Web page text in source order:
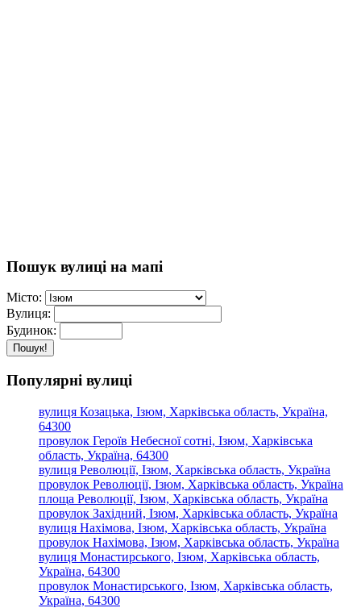
Пошук вулиці на мапі
Місто:
Вулиця:
Будинок:
Пошук!
Популярні вулиці
вулиця Козацька, Ізюм, Харківська область, Україна,
64300
провулок Героїв Небесної сотні, Ізюм, Харківська
область, Україна, 64300
вулиця Революції, Ізюм, Харківська область, Україна
провулок Революції, Ізюм, Харківська область, Україна
площа Революції, Ізюм, Харківська область, Україна
провулок Західний, Ізюм, Харківська область, Україна
вулиця Нахімова, Ізюм, Харківська область, Україна
провулок Нахімова, Ізюм, Харківська область, Україна
вулиця Монастирського, Ізюм, Харківська область,
Україна, 64300
провулок Монастирського, Ізюм, Харківська область,
Україна, 64300